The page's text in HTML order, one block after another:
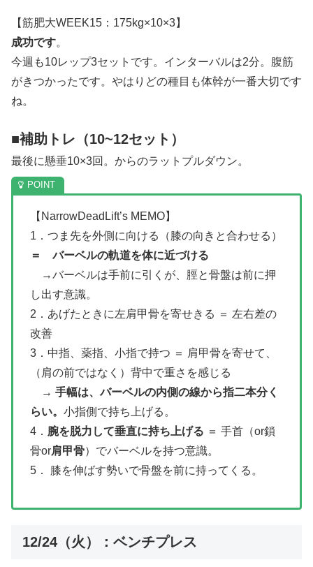
【筋肥大WEEK15：175kg×10×3】
成功です。
今週も10レップ3セットです。インターバルは2分。腹筋
がきつかったです。やはりどの種目も体幹が一番大切です
ね。
■補助トレ（10~12セット）
最後に懸垂10×3回。からのラットプルダウン。
【NarrowDeadLift’s MEMO】
1．つま先を外側に向ける（膝の向きと合わせる）
＝ バーベルの軌道を体に近づける
→バーベルは手前に引くが、脛と骨盤は前に押
し出す意識。
2．あげたときに左肩甲骨を寄せきる ＝ 左右差の
改善
3．中指、薬指、小指で持つ ＝ 肩甲骨を寄せて、
（肩の前ではなく）背中で重さを感じる
→ 手幅は、バーベルの内側の線から指二本分く
らい。 小指側で持ち上げる。
4． 腕を脱力して垂直に持ち上げる ＝ 手首（or鎖
骨or肩甲骨）でバーベルを持つ意識。
5． 膝を伸ばす勢いで骨盤を前に持ってくる。
12/24（火）：ベンチプレス